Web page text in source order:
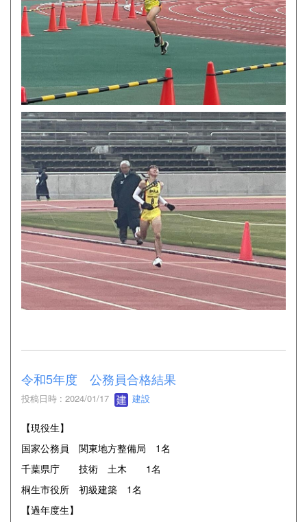
令和5年度 公務員合格結果
投稿日時 : 2024/01/17 建設
【現役生】
国家公務員 関東地方整備局 1名
千葉県庁 技術 土木 1名
桐生市役所 初級建築 1名
【過年度生】